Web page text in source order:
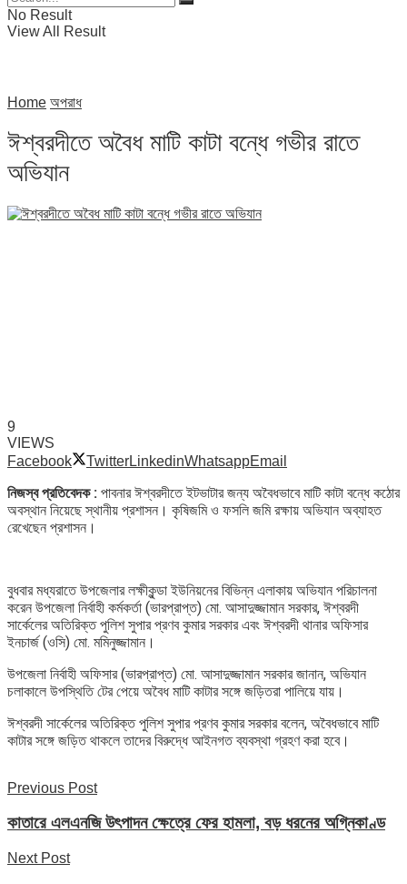
No Result
View All Result
Home অপরাধ
ঈশ্বরদীতে অবৈধ মাটি কাটা বন্ধে গভীর রাতে
অভিযান
9
VIEWS
Facebook
TwitterLinkedinWhatsappEmail
নিজস্ব প্রতিবেদক : পাবনার ঈশ্বরদীতে ইটভাটার জন্য অবৈধভাবে মাটি কাটা বন্ধে কঠোর
অবস্থান নিয়েছে স্থানীয় প্রশাসন। কৃষিজমি ও ফসলি জমি রক্ষায় অভিযান অব্যাহত
রেখেছেন প্রশাসন।
বুধবার মধ্যরাতে উপজেলার লক্ষীকুন্ডা ইউনিয়নের বিভিন্ন এলাকায় অভিযান পরিচালনা
করেন উপজেলা নির্বাহী কর্মকর্তা (ভারপ্রাপ্ত) মো. আসাদুজ্জামান সরকার, ঈশ্বরদী
সার্কেলের অতিরিক্ত পুলিশ সুপার প্রণব কুমার সরকার এবং ঈশ্বরদী থানার অফিসার
ইনচার্জ (ওসি) মো. মমিনুজ্জামান।
উপজেলা নির্বাহী অফিসার (ভারপ্রাপ্ত) মো. আসাদুজ্জামান সরকার জানান, অভিযান
চলাকালে উপস্থিতি টের পেয়ে অবৈধ মাটি কাটার সঙ্গে জড়িতরা পালিয়ে যায়।
ঈশ্বরদী সার্কেলের অতিরিক্ত পুলিশ সুপার প্রণব কুমার সরকার বলেন, অবৈধভাবে মাটি
কাটার সঙ্গে জড়িত থাকলে তাদের বিরুদ্ধে আইনগত ব্যবস্থা গ্রহণ করা হবে।
Previous Post
কাতারে এলএনজি উৎপাদন ক্ষেত্রে ফের হামলা, বড় ধরনের অগ্নিকাণ্ড
Next Post